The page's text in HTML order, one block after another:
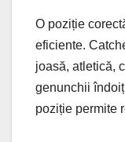
O poziție
eficiente.
joasă, atletică,
genunchii
poziție permite